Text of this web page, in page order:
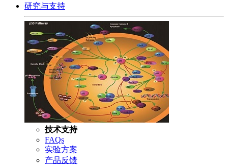
研究与支持
技术支持
FAQs
实验方案
产品反馈